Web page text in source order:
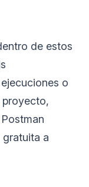
de estos
o
proyecto,
gratuita a